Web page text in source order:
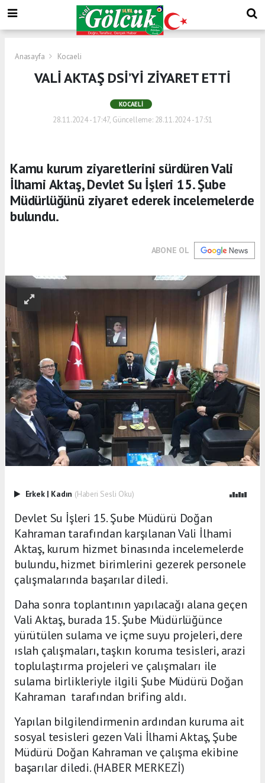
Anasayfa Kocaeli
VALİ AKTAŞ DSİ’Yİ ZİYARET ETTİ
KOCAELI
28.11.2024 - 17:47, Güncelleme: 28.11.2024 - 17:51
Kamu kurum ziyaretlerini sürdüren Vali
İlhami Aktaş, Devlet Su İşleri 15. Şube
Müdürlüğünü ziyaret ederek incelemelerde
bulundu.
ABONE OL
Erkek | Kadın (Haberi Sesli Oku)
Devlet Su İşleri 15. Şube Müdürü Doğan
Kahraman tarafından karşılanan Vali İlhami
Aktaş, kurum hizmet binasında incelemelerde
bulundu, hizmet birimlerini gezerek personele
çalışmalarında başarılar diledi.
Daha sonra toplantının yapılacağı alana geçen
Vali Aktaş, burada 15. Şube Müdürlüğünce
yürütülen sulama ve içme suyu projeleri, dere
ıslah çalışmaları, taşkın koruma tesisleri, arazi
toplulaştırma projeleri ve çalışmaları ile
sulama birlikleriyle ilgili Şube Müdürü Doğan
Kahraman tarafından brifing aldı.
Yapılan bilgilendirmenin ardından kuruma ait
sosyal tesisleri gezen Vali İlhami Aktaş, Şube
Müdürü Doğan Kahraman ve çalışma ekibine
başarılar diledi. (HABER MERKEZİ)